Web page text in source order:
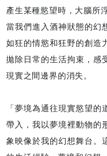
產生某種慾望時，大腦所
當我們進入酒神狀態的幻
如狂的情慾和狂野的創造
拋除日常的生活拘束，感
現實之間邊界的消失。
「夢境為通往現實慾望
帶入，我以夢境裡動物的
象映像於我的幻想舞台。